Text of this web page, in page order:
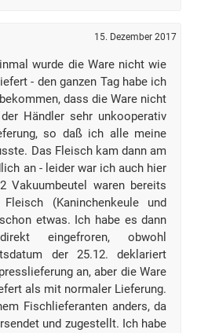
15. Dezember 2017
wurde die Ware nicht wie
- den ganzen Tag habe ich
dass die Ware nicht
Händler sehr unkooperativ
so daß ich alle meine
Das Fleisch kam dann am
an - leider war ich auch hier
Vakuumbeutel waren bereits
(Kaninchenkeule und
etwas. Ich habe es dann
eingefroren, obwohl
der 25.12. deklariert
an, aber die Ware
als mit normaler Lieferung.
Fischlieferanten anders, da
und zugestellt. Ich habe